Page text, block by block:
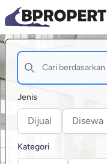
Jenis
Dijual Disewa
Kategori